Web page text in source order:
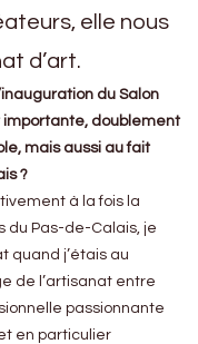
elle nous
d’art.
du Salon
importante, doublement
mais aussi au fait
?
à la fois la
du Pas-de-Calais, je
quand j’étais au
de l’artisanat entre
passionnante
en particulier